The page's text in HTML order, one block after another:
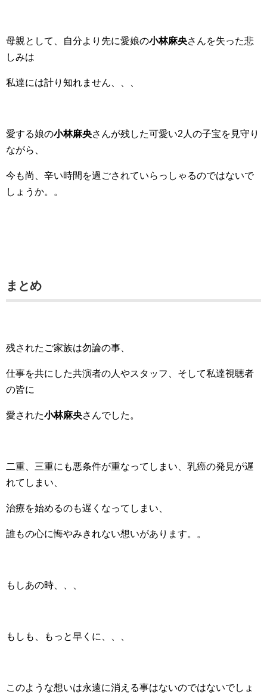
母親として、自分より先に愛娘の小林麻央さんを失った悲
しみは
私達には計り知れません、、、
愛する娘の小林麻央さんが残した可愛い2人の子宝を見守り
ながら、
今も尚、辛い時間を過ごされていらっしゃるのではないで
しょうか。。
まとめ
残されたご家族は勿論の事、
仕事を共にした共演者の人やスタッフ、そして私達視聴者
の皆に
愛された小林麻央さんでした。
二重、三重にも悪条件が重なってしまい、乳癌の発見が遅
れてしまい、
治療を始めるのも遅くなってしまい、
誰もの心に悔やみきれない想いがあります。。
もしあの時、、、
もしも、もっと早くに、、、
このような想いは永遠に消える事はないのではないでしょ